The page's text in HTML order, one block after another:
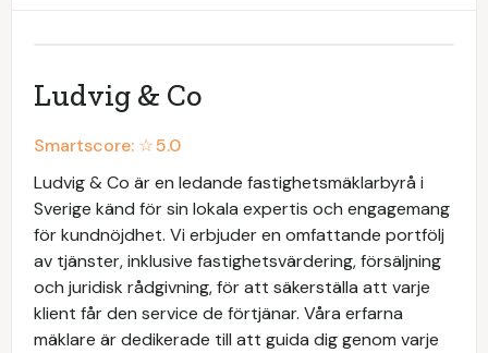
Ludvig & Co
Smartscore: ☆5.0
Ludvig & Co är en ledande fastighetsmäklarbyrå i
Sverige känd för sin lokala expertis och engagemang
för kundnöjdhet. Vi erbjuder en omfattande portfölj
av tjänster, inklusive fastighetsvärdering, försäljning
och juridisk rådgivning, för att säkerställa att varje
klient får den service de förtjänar. Våra erfarna
mäklare är dedikerade till att guida dig genom varje